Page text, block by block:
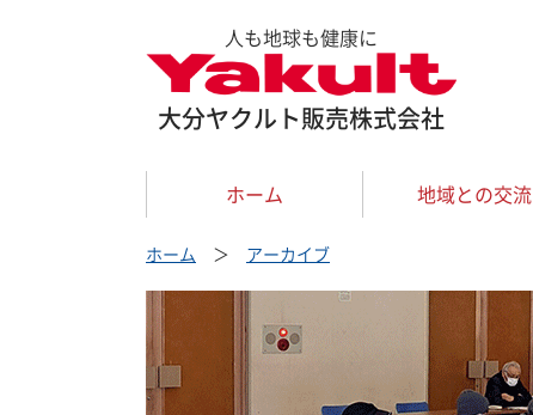
人も地球も健康に
大分ヤクルト販売株式会社
ホーム 地域との交流
ホーム ＞ アーカイブ